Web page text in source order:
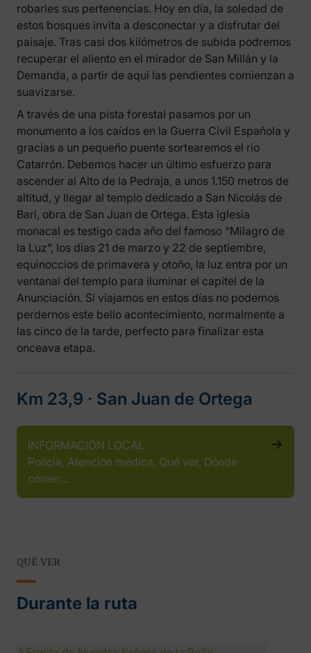
robarles sus pertenencias. Hoy en día, la soledad de
estos bosques invita a desconectar y a disfrutar del
paisaje. Tras casi dos kilómetros de subida podremos
recuperar el aliento en el mirador de San Millán y la
Demanda, a partir de aquí las pendientes comienzan a
suavizarse.
A través de una pista forestal pasamos por un
monumento a los caídos en la Guerra Civil Española y
gracias a un pequeño puente sortearemos el río
Catarrón. Debemos hacer un último esfuerzo para
ascender al Alto de la Pedraja, a unos 1.150 metros de
altitud, y llegar al templo dedicado a San Nicolás de
Bari, obra de San Juan de Ortega. Esta iglesia
monacal es testigo cada año del famoso “Milagro de
la Luz”, los días 21 de marzo y 22 de septiembre,
equinoccios de primavera y otoño, la luz entra por un
ventanal del templo para iluminar el capitel de la
Anunciación. Si viajamos en estos días no podemos
perdernos este bello acontecimiento, normalmente a
las cinco de la tarde, perfecto para finalizar esta
onceava etapa.
Km 23,9 ‧ San Juan de Ortega
INFORMACIÓN LOCAL
Policía, Atención médica, Qué ver, Dónde
comer…
QUÉ VER
Durante la ruta